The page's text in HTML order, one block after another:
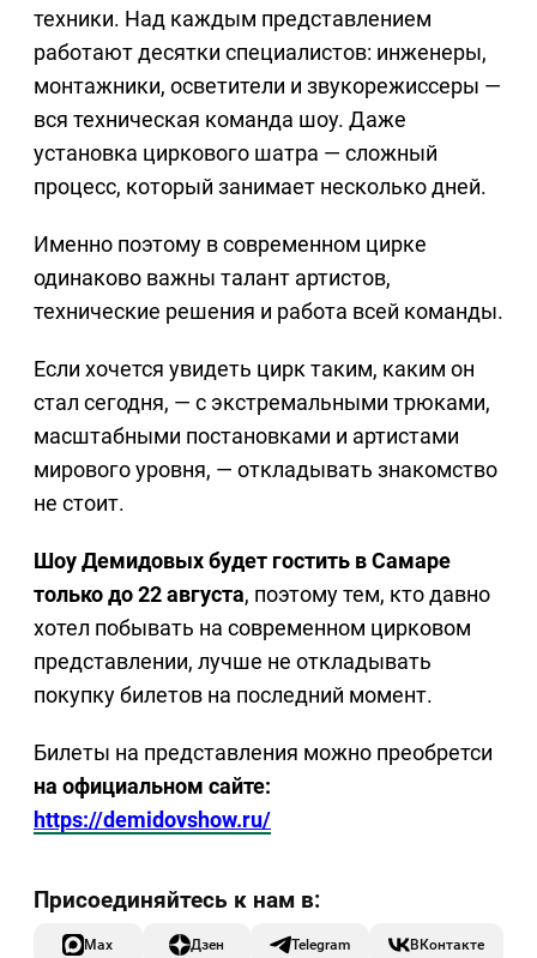
техники. Над каждым представлением
работают десятки специалистов: инженеры,
монтажники, осветители и звукорежиссеры —
вся техническая команда шоу. Даже
установка циркового шатра — сложный
процесс, который занимает несколько дней.
Именно поэтому в современном цирке
одинаково важны талант артистов,
технические решения и работа всей команды.
Если хочется увидеть цирк таким, каким он
стал сегодня, — с экстремальными трюками,
масштабными постановками и артистами
мирового уровня, — откладывать знакомство
не стоит.
Шоу Демидовых будет гостить в Самаре
только до 22 августа, поэтому тем, кто давно
хотел побывать на современном цирковом
представлении, лучше не откладывать
покупку билетов на последний момент.
Билеты на представления можно преобретси
на официальном сайте:
https://demidovshow.ru/
Max Дзен Telegram ВКонтакте